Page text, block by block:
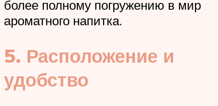
более полному погружению в мир
ароматного напитка.
5. Расположение и
удобство